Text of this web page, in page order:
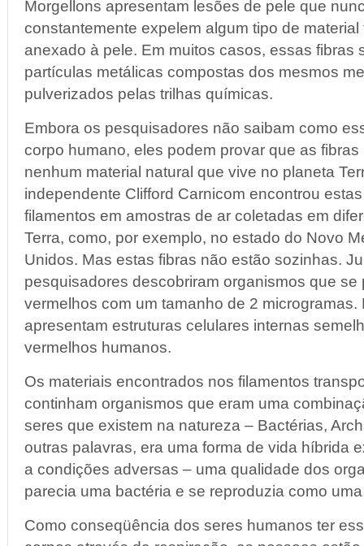
Morgellons apresentam lesões de pele que
constantemente expelem algum tipo de
anexado à pele. Em muitos casos, essas fibras
partículas metálicas compostas dos mesmos
pulverizados pelas trilhas químicas.
Embora os pesquisadores não saibam como
corpo humano, eles podem provar que as
nenhum material natural que vive no planeta
independente Clifford Carnicom encontrou
filamentos em amostras de ar coletadas em
Terra, como, por exemplo, no estado do Novo
Unidos. Mas estas fibras não estão sozinhas.
pesquisadores descobriram organismos que
vermelhos com um tamanho de 2
apresentam estruturas celulares internas
vermelhos humanos.
Os materiais encontrados nos filamentos
continham organismos que eram uma
seres que existem na natureza – Bactérias,
outras palavras, era uma forma de vida híbrida
a condições adversas – uma qualidade dos
parecia uma bactéria e se reproduzia como
Como conseqüência dos seres humanos ter